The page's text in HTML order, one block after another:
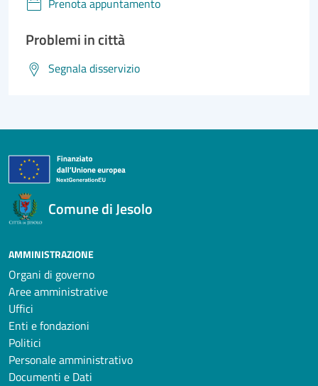
Prenota appuntamento
Problemi in città
Segnala disservizio
Comune di Jesolo
AMMINISTRAZIONE
Organi di governo
Aree amministrative
Uffici
Enti e fondazioni
Politici
Personale amministrativo
Documenti e Dati